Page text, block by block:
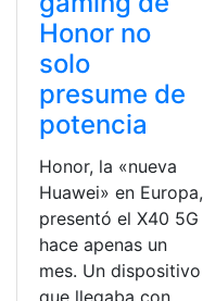
Honor no
solo
presume de
potencia
Honor, la «nueva
Huawei» en Europa,
presentó el X40 5G
hace apenas un
mes. Un dispositivo